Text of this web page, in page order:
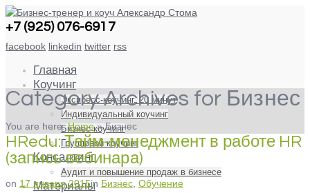
+7 (925) 076-6917
facebook linkedin twitter rss
Главная
Коучинг
Экспресс-коучинг. 20 минут
Индивидуальный коучинг
Бизнес коучинг
Групповой коучинг
Консалтинг
Аудит и повышение продаж в бизнесе
Материалы
Category Archives for Бизнес
You are here:Home »Бизнес
HRedu: Тайм-менеджмент в работе HR
(запись вебинара)
on 17 января 2015in Бизнес Обучение